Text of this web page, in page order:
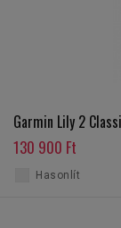
Garmin Lily 2
130 900 Ft
Hasonlít